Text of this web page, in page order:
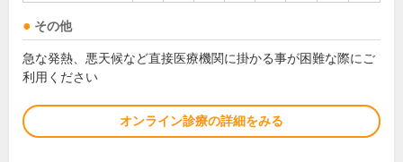
その他
急な発熱、悪天候など直接医療機関に掛かる事が困難な際にご
利用ください
オンライン診療の詳細をみる